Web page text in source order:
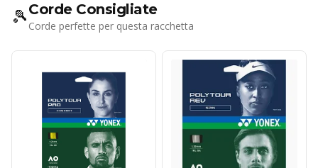
🎾Corde Consigliate
Corde perfette per questa racchetta